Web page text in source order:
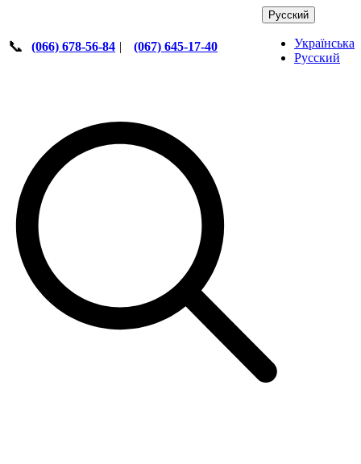
📞 (066) 678-56-84 | (067) 645-17-40
Русский
Українська
Русский